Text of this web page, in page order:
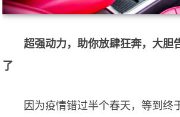
超强动力，助你放肆狂奔，大胆
了
因为疫情错过半个春天，等到终